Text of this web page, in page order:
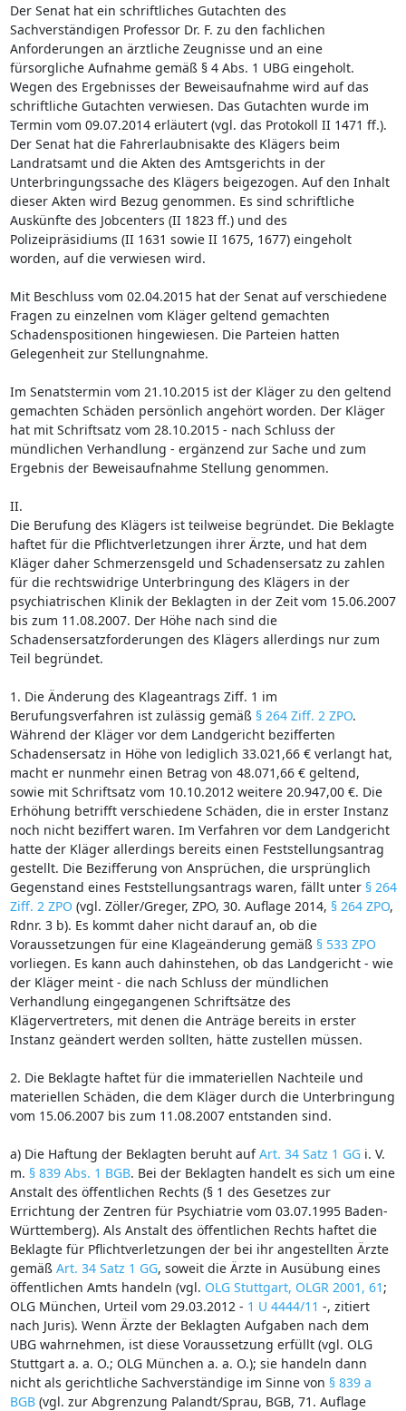
Der Senat hat ein schriftliches Gutachten des
Sachverständigen Professor Dr. F. zu den fachlichen
Anforderungen an ärztliche Zeugnisse und an eine
fürsorgliche Aufnahme gemäß § 4 Abs. 1 UBG eingeholt.
Wegen des Ergebnisses der Beweisaufnahme wird auf das
schriftliche Gutachten verwiesen. Das Gutachten wurde im
Termin vom 09.07.2014 erläutert (vgl. das Protokoll II 1471 ff.).
Der Senat hat die Fahrerlaubnisakte des Klägers beim
Landratsamt und die Akten des Amtsgerichts in der
Unterbringungssache des Klägers beigezogen. Auf den Inhalt
dieser Akten wird Bezug genommen. Es sind schriftliche
Auskünfte des Jobcenters (II 1823 ff.) und des
Polizeipräsidiums (II 1631 sowie II 1675, 1677) eingeholt
worden, auf die verwiesen wird.
Mit Beschluss vom 02.04.2015 hat der Senat auf verschiedene
Fragen zu einzelnen vom Kläger geltend gemachten
Schadenspositionen hingewiesen. Die Parteien hatten
Gelegenheit zur Stellungnahme.
Im Senatstermin vom 21.10.2015 ist der Kläger zu den geltend
gemachten Schäden persönlich angehört worden. Der Kläger
hat mit Schriftsatz vom 28.10.2015 - nach Schluss der
mündlichen Verhandlung - ergänzend zur Sache und zum
Ergebnis der Beweisaufnahme Stellung genommen.
II.
Die Berufung des Klägers ist teilweise begründet. Die Beklagte
haftet für die Pflichtverletzungen ihrer Ärzte, und hat dem
Kläger daher Schmerzensgeld und Schadensersatz zu zahlen
für die rechtswidrige Unterbringung des Klägers in der
psychiatrischen Klinik der Beklagten in der Zeit vom 15.06.2007
bis zum 11.08.2007. Der Höhe nach sind die
Schadensersatzforderungen des Klägers allerdings nur zum
Teil begründet.
1. Die Änderung des Klageantrags Ziff. 1 im
Berufungsverfahren ist zulässig gemäß § 264 Ziff. 2 ZPO.
Während der Kläger vor dem Landgericht bezifferten
Schadensersatz in Höhe von lediglich 33.021,66 € verlangt hat,
macht er nunmehr einen Betrag von 48.071,66 € geltend,
sowie mit Schriftsatz vom 10.10.2012 weitere 20.947,00 €. Die
Erhöhung betrifft verschiedene Schäden, die in erster Instanz
noch nicht beziffert waren. Im Verfahren vor dem Landgericht
hatte der Kläger allerdings bereits einen Feststellungsantrag
gestellt. Die Bezifferung von Ansprüchen, die ursprünglich
Gegenstand eines Feststellungsantrags waren, fällt unter § 264
Ziff. 2 ZPO (vgl. Zöller/Greger, ZPO, 30. Auflage 2014, § 264 ZPO,
Rdnr. 3 b). Es kommt daher nicht darauf an, ob die
Voraussetzungen für eine Klageänderung gemäß § 533 ZPO
vorliegen. Es kann auch dahinstehen, ob das Landgericht - wie
der Kläger meint - die nach Schluss der mündlichen
Verhandlung eingegangenen Schriftsätze des
Klägervertreters, mit denen die Anträge bereits in erster
Instanz geändert werden sollten, hätte zustellen müssen.
2. Die Beklagte haftet für die immateriellen Nachteile und
materiellen Schäden, die dem Kläger durch die Unterbringung
vom 15.06.2007 bis zum 11.08.2007 entstanden sind.
a) Die Haftung der Beklagten beruht aufArt. 34 Satz 1 GGi. V.
m. § 839 Abs. 1 BGB. Bei der Beklagten handelt es sich um eine
Anstalt des öffentlichen Rechts (§ 1 des Gesetzes zur
Errichtung der Zentren für Psychiatrie vom 03.07.1995 Baden-
Württemberg). Als Anstalt des öffentlichen Rechts haftet die
Beklagte für Pflichtverletzungen der bei ihr angestellten Ärzte
gemäß Art. 34 Satz 1 GG, soweit die Ärzte in Ausübung eines
öffentlichen Amts handeln (vgl. OLG Stuttgart, OLGR 2001, 61 ;
OLG München, Urteil vom 29.03.2012 - 1 U 4444/11 -, zitiert
nach Juris). Wenn Ärzte der Beklagten Aufgaben nach dem
UBG wahrnehmen, ist diese Voraussetzung erfüllt (vgl. OLG
Stuttgart a. a. O.; OLG München a. a. O.); sie handeln dann
nicht als gerichtliche Sachverständige im Sinne von § 839 a
BGB(vgl. zur Abgrenzung Palandt/Sprau, BGB, 71. Auflage